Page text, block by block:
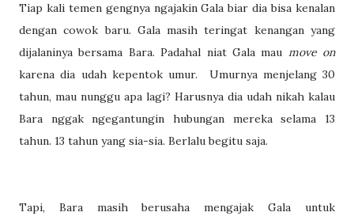
Tiap kali temen gengnya ngajakin Gala biar dia bisa kenalan
dengan cowok baru. Gala masih teringat kenangan yang
dijalaninya bersama Bara. Padahal niat Gala mau move on
karena dia udah kepentok umur.
Umurnya menjelang 30
tahun, mau nunggu apa lagi? Harusnya dia udah nikah kalau
Bara nggak ngegantungin hubungan mereka selama 13
tahun. 13 tahun yang sia-sia. Berlalu begitu saja.
Tapi, Bara masih berusaha mengajak Gala untuk